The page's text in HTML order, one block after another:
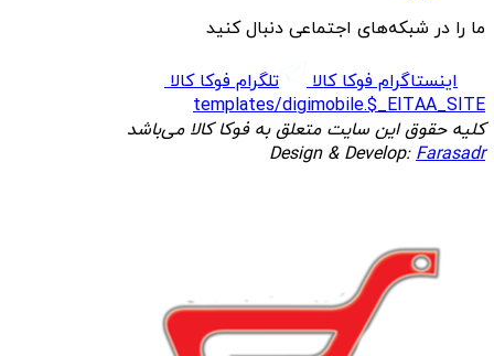
ما را در شبکه‌های اجتماعی دنبال کنید
اینستاگرام فوکا کالا
تلگرام فوکا کالا
templates/digimobile.$_EITAA_SITE
کلیه حقوق این سایت متعلق به فوکا کالا می‌باشد
Design & Develop:Farasadr